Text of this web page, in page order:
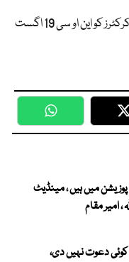
کیریبین پریمیئر لیگ ، قومی کرکٹرز کو این او سی 19 اگست
WhatsApp
میں ہیں ، مینڈیٹ
، امیر مقام
دعوت نہیں دی،